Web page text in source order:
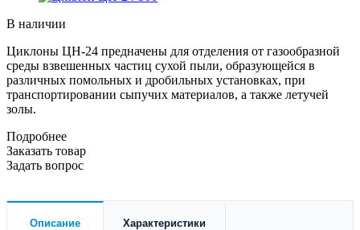
В наличии
Циклоны ЦН-24 предначены для отделения от газообразной
среды взвешенных частиц сухой пыли, образующейся в
различных помольных и дробильных установках, при
транспортировании сыпучих материалов, а также летучей
золы.
Подробнее
Заказать товар
Задать вопрос
Описание Характеристики